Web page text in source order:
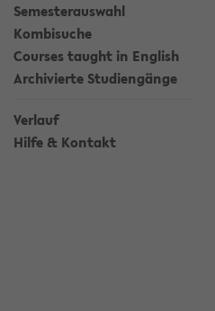
Semesterauswahl
Kombisuche
Courses taught in English
Archivierte Studiengänge
Verlauf
Hilfe & Kontakt